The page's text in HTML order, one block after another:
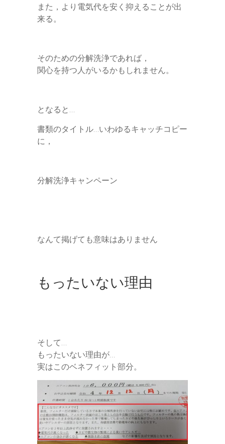
また，より電気代を安く抑えることが出
来る。
そのための分解洗浄であれば，
関心を持つ人がいるかもしれません。
となると…
書類のタイトル…いわゆるキャッチコピー
に，
分解洗浄キャンペーン
なんて掲げても意味はありません
もったいない理由
そして…
もったいない理由が…
実はこのベネフィット部分。